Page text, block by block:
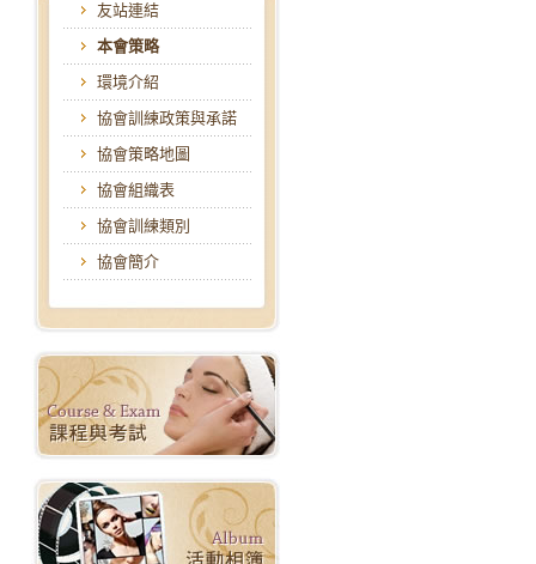
友站連結
本會策略
環境介紹
協會訓練政策與承諾
協會策略地圖
協會組織表
協會訓練類別
協會簡介